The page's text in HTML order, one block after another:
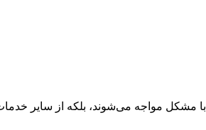
با مشکل مواجه می‌شوند، بلکه از سایر